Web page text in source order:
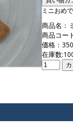
ミニおめ
商品名：
商品コー
価格：
在庫数